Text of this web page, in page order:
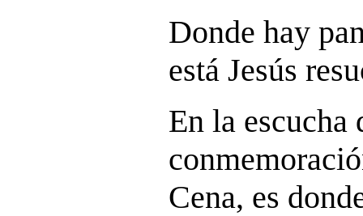
Donde hay
está Jesús
En la escucha
Cena, es